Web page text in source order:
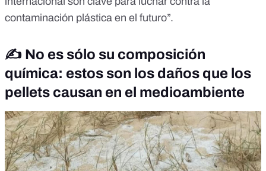
contaminación plástica en el futuro”.
✍️ No es sólo su composición
química: estos son los daños que los
pellets causan en el medioambiente